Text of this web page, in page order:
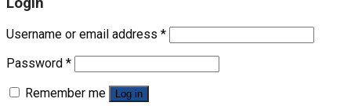
Login
Username or email address *
Password *
Remember me
Log in